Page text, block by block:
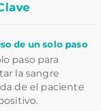
de un solo paso
paso para
la sangre
de el paciente